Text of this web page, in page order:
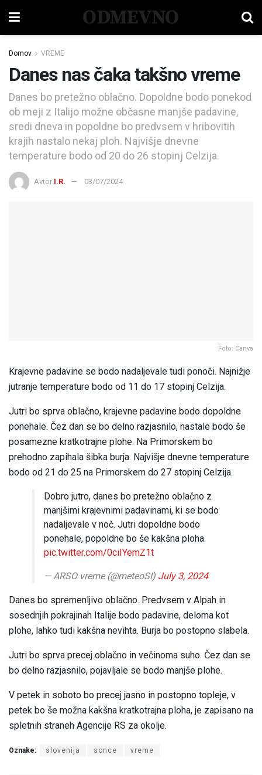
ODMEVNO
Domov VREME
Danes nas čaka takšno vreme
Danes bo pretežno oblačno. Dopoldne bodo ponekod
ob meji z Italijo možne občasne manjše padavine,
sredi dneva in popoldne bo predvsem v hribovitih
krajih nastalo nekaj ploh. Najvišje dnevne
temperature bodo od 20 do 26 stopinj Celzija.
Avtor I.R. 03/07/2024
Foto: Canva
Krajevne padavine se bodo nadaljevale tudi ponoči. Najnižje
jutranje temperature bodo od 11 do 17 stopinj Celzija.
Jutri bo sprva oblačno, krajevne padavine bodo dopoldne
ponehale. Čez dan se bo delno razjasnilo, nastale bodo še
posamezne kratkotrajne plohe. Na Primorskem bo
prehodno zapihala šibka burja. Najvišje dnevne temperature
bodo od 21 do 25 na Primorskem do 27 stopinj Celzija.
Dobro jutro, danes bo pretežno oblačno z
manjšimi krajevnimi padavinami, ki se bodo
nadaljevale v noč. Jutri dopoldne bodo
ponehale, popoldne bo še kakšna ploha.
pic.twitter.com/0ciIYemZ1t
— ARSO vreme (@meteoSI) July 3, 2024
Danes bo spremenljivo oblačno. Predvsem v Alpah in
sosednjih pokrajinah Italije bodo padavine, deloma kot
plohe, lahko tudi kakšna nevihta. Burja bo postopno slabela.
Jutri bo sprva precej oblačno in večinoma suho. Čez dan se
bo delno razjasnilo, pojavljale se bodo manjše plohe.
V petek in soboto bo precej jasno in postopno topleje, v
petek bo še možna kakšna kratkotrajna ploha, je zapisano na
spletnih straneh Agencije RS za okolje.
Oznake: slovenija sonce vreme